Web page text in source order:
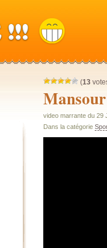
(13
video marrante du 29
Dans la catégorie